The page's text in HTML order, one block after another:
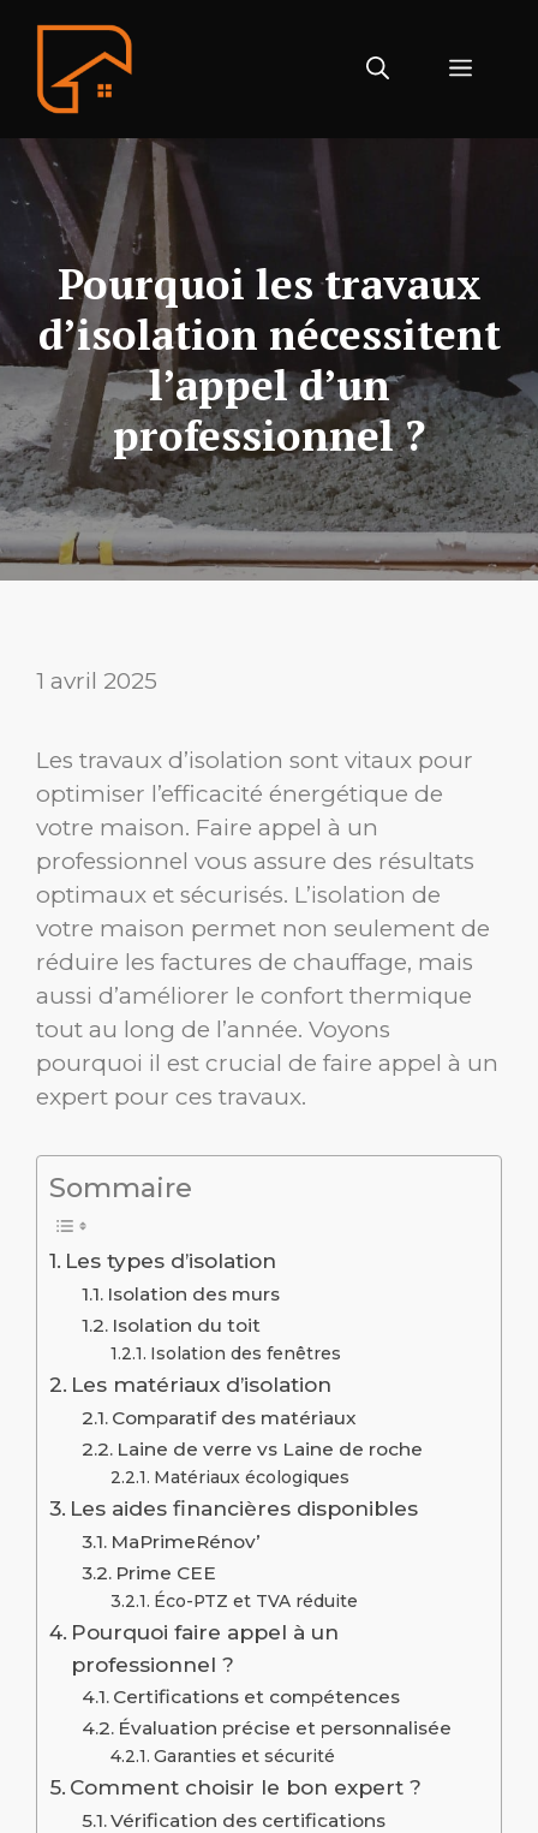
contenu
Menu
Pourquoi les travaux
d’isolation nécessitent
l’appel d’un
professionnel ?
1 avril 2025
Les travaux d’isolation sont vitaux pour
optimiser l’efficacité énergétique de
votre maison. Faire appel à un
professionnel vous assure des résultats
optimaux et sécurisés. L’isolation de
votre maison permet non seulement de
réduire les factures de chauffage, mais
aussi d’améliorer le confort thermique
tout au long de l’année. Voyons
pourquoi il est crucial de faire appel à un
expert pour ces travaux.
Sommaire
Les types d’isolation
Isolation des murs
Isolation du toit
Isolation des fenêtres
Les matériaux d’isolation
Comparatif des matériaux
Laine de verre vs Laine de roche
Matériaux écologiques
Les aides financières disponibles
MaPrimeRénov’
Prime CEE
Éco-PTZ et TVA réduite
Pourquoi faire appel à un
professionnel ?
Certifications et compétences
Évaluation précise et personnalisée
Garanties et sécurité
Comment choisir le bon expert ?
Vérification des certifications